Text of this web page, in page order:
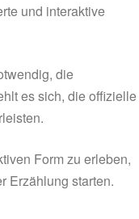
und interaktive
die
es sich, die offizielle
Form zu erleben,
Erzählung starten.